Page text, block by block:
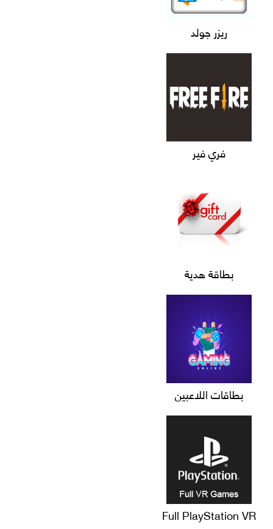
ريزر جولد
فري فير
بطاقة هدية
بطاقات اللاعبين
Full PlayStation VR